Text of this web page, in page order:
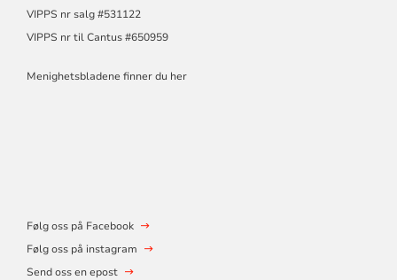
VIPPS nr salg #531122
VIPPS nr til Cantus #650959
Menighetsbladene finner du her
Følg oss på Facebook
Følg oss på instagram
Send oss en epost